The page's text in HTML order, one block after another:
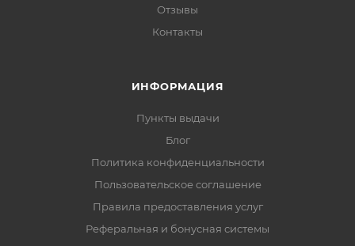
Отзывы
Контакты
ИНФОРМАЦИЯ
Пункты выдачи
Блог
Политика конфиденциальности
Пользовательское соглашение
Правила предоставления услуг
Реферальная и бонусная системы